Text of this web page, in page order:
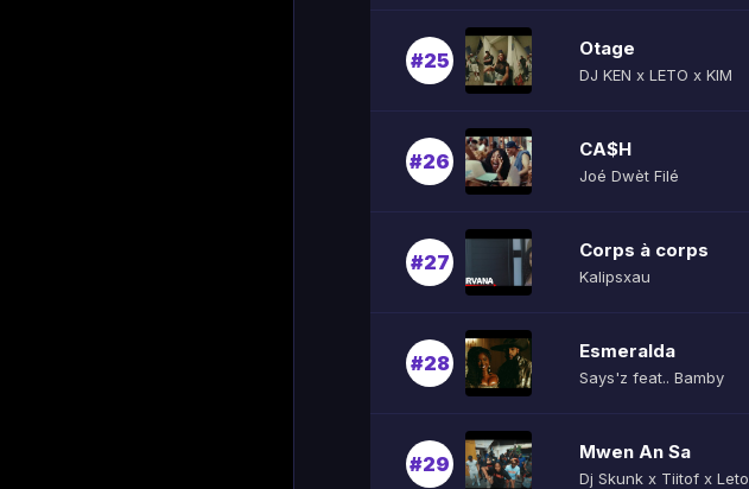
#25
Otage
DJ KEN x LETO x KIM
#26
CA$H
Joé Dwèt Filé
#27
Corps à corps
Kalipsxau
#28
Esmeralda
Says'z feat.. Bamby
#29
Mwen An Sa
Dj Skunk x Tiitof x Leto